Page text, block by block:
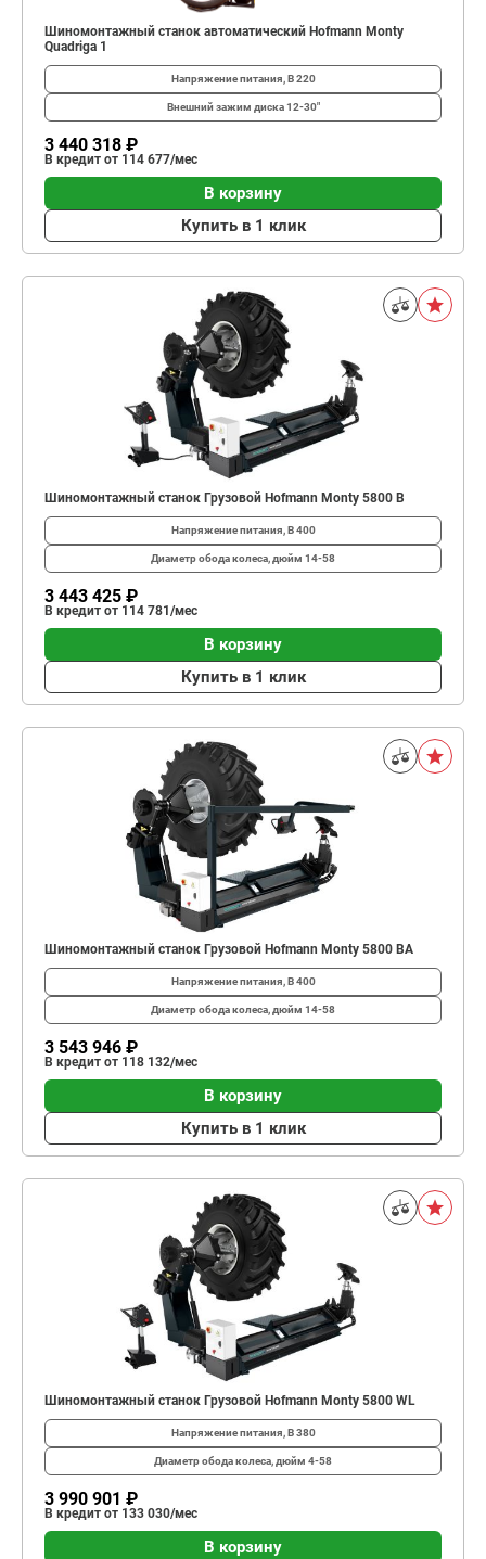
Шиномонтажный станок автоматический Hofmann Monty
Quadriga 1
Напряжение питания, В220
Внешний зажим диска12-30"
3 440 318 ₽
В кредит от 114 677/мес
В корзину
Купить в 1 клик
Шиномонтажный станок Грузовой Hofmann Monty 5800 B
Напряжение питания, В400
Диаметр обода колеса, дюйм 14-58
3 443 425 ₽
В кредит от 114 781/мес
В корзину
Купить в 1 клик
Шиномонтажный станок Грузовой Hofmann Monty 5800 BA
Напряжение питания, В400
Диаметр обода колеса, дюйм 14-58
3 543 946 ₽
В кредит от 118 132/мес
В корзину
Купить в 1 клик
Шиномонтажный станок Грузовой Hofmann Monty 5800 WL
Напряжение питания, В380
Диаметр обода колеса, дюйм 4-58
3 990 901 ₽
В кредит от 133 030/мес
В корзину